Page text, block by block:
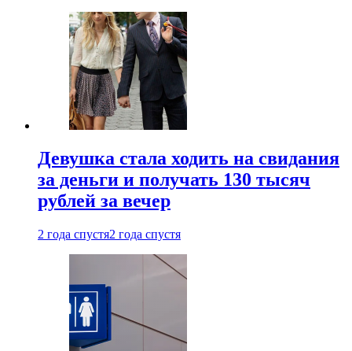
Девушка стала ходить на свидания
за деньги и получать 130 тысяч
рублей за вечер
2 года спустя2 года спустя